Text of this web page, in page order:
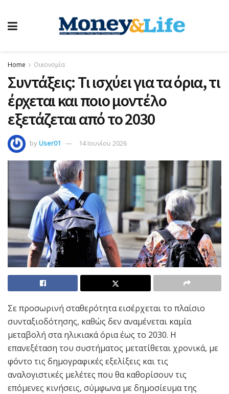
Home Οικονομία
Συντάξεις: Τι ισχύει για τα όρια, τι
έρχεται και ποιο μοντέλο
εξετάζεται από το 2030
byUser01 14 Ιουνίου 2026
Σε προσωρινή σταθερότητα εισέρχεται το πλαίσιο
συνταξιοδότησης, καθώς δεν αναμένεται καμία
μεταβολή στα ηλικιακά όρια έως το 2030. Η
επανεξέταση του συστήματος μετατίθεται χρονικά, με
φόντο τις δημογραφικές εξελίξεις και τις
αναλογιστικές μελέτες που θα καθορίσουν τις
επόμενες κινήσεις, σύμφωνα με δημοσίευμα της